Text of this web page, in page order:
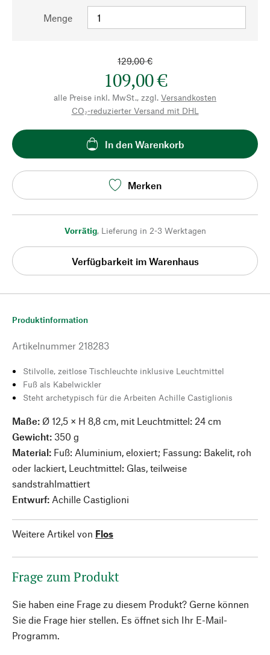
Menge
129,00 €
109,00 €
alle Preise inkl. MwSt., zzgl. Versandkosten
CO₂-reduzierter Versand mit DHL
In den Warenkorb
Merken
Vorrätig, Lieferung in 2-3 Werktagen
Verfügbarkeit im Warenhaus
Produktinformation
Artikelnummer 218283
Stilvolle, zeitlose Tischleuchte inklusive Leuchtmittel
Fuß als Kabelwickler
Steht archetypisch für die Arbeiten Achille Castiglionis
Maße: Ø 12,5 × H 8,8 cm, mit Leuchtmittel: 24 cm
Gewicht: 350 g
Material: Fuß: Aluminium, eloxiert; Fassung: Bakelit, roh
oder lackiert, Leuchtmittel: Glas, teilweise
sandstrahlmattiert
Entwurf: Achille Castiglioni
Weitere Artikel von Flos
Frage zum Produkt
Sie haben eine Frage zu diesem Produkt? Gerne können
Sie die Frage hier stellen. Es öffnet sich Ihr E-Mail-
Programm.